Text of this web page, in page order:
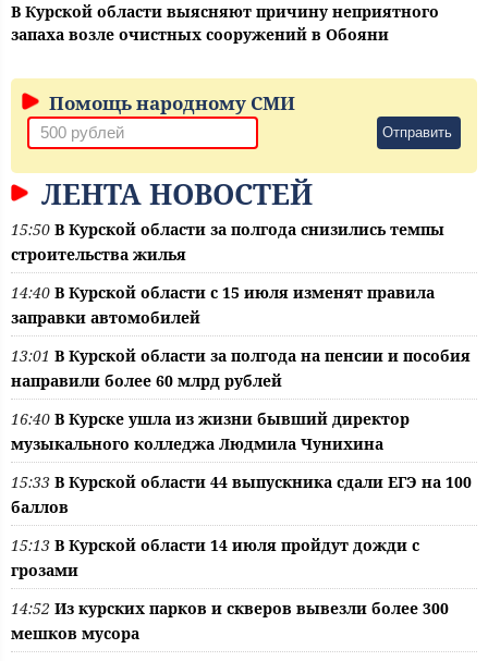
В Курской области выясняют причину неприятного
запаха возле очистных сооружений в Обояни
Помощь народному СМИ
Отправить
ЛЕНТА НОВОСТЕЙ
15:50 В Курской области за полгода снизились темпы
строительства жилья
14:40 В Курской области с 15 июля изменят правила
заправки автомобилей
13:01 В Курской области за полгода на пенсии и пособия
направили более 60 млрд рублей
16:40 В Курске ушла из жизни бывший директор
музыкального колледжа Людмила Чунихина
15:33 В Курской области 44 выпускника сдали ЕГЭ на 100
баллов
15:13 В Курской области 14 июля пройдут дожди с
грозами
14:52 Из курских парков и скверов вывезли более 300
мешков мусора